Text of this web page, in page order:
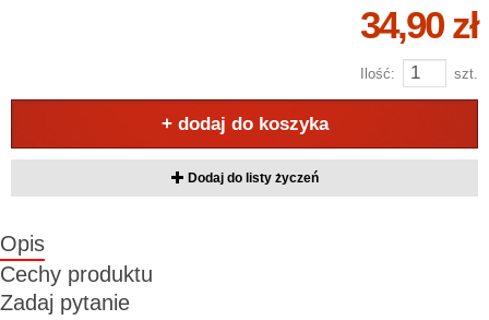
34,90 zł
Ilość: szt.
+ dodaj do koszyka
Dodaj do listy życzeń
Opis
Cechy produktu
Zadaj pytanie